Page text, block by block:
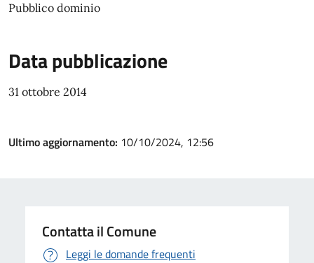
Pubblico dominio
Data pubblicazione
31 ottobre 2014
Ultimo aggiornamento: 10/10/2024, 12:56
Contatta il Comune
Leggi le domande frequenti